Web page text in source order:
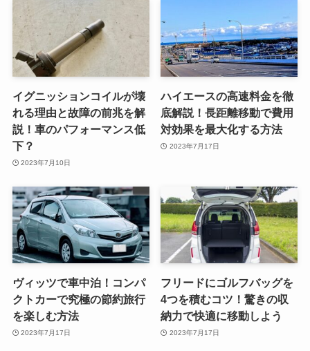
イグニッションコイルが壊
れる理由と故障の前兆を解
説！車のパフォーマンス低
下？
2023年7月10日
ハイエースの高速料金を徹
底解説！長距離移動で費用
対効果を最大化する方法
2023年7月17日
ヴィッツで車中泊！コンパ
クトカーで究極の節約旅行
を楽しむ方法
2023年7月17日
フリードにゴルフバッグを
4つを積むコツ！驚きの収
納力で快適に移動しよう
2023年7月17日